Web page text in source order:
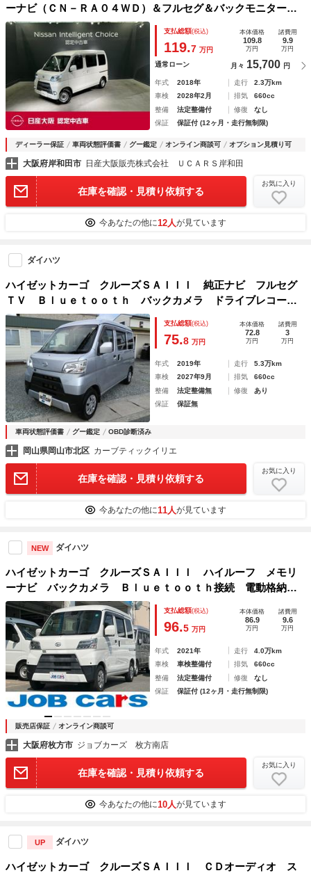
ーナビ（ＣＮ－ＲＡ０４ＷＤ）＆フルセグ＆バックモニター＆
ドラレコ＆ＥＴＣ＆ＬＥＤヘッドライト
支払総額(税込)
119.7 万円
本体価格
109.8
万円
諸費用
9.9
万円
通常ローン 月々 15,700 円
年式 2018年 走行
2.3万km
車検
2028年2月 排気
660cc
整備
法定整備付 修復
なし
保証
保証付 (12ヶ月・走行無制限)
ディーラー保証 車両状態評価書 グー鑑定 オンライン商談可 オプション見積り可
大阪府岸和田市 日産大阪販売株式会社 ＵＣＡＲＳ岸和田
在庫を確認・見積り依頼する
お気に入り
今あなたの他に12人が見ています
ダイハツ
ハイゼットカーゴ クルーズＳＡＩＩＩ 純正ナビ フルセグ
ＴＶ Ｂｌｕｅｔｏｏｔｈ バックカメラ ドライブレコーダ
ー オートマ 禁煙車 キーレス フロントパワーウィンド
ウ 衝突軽減システム 電動格納ミラー
支払総額(税込)
75.8 万円
本体価格
72.8
万円
諸費用
3
万円
年式 2019年 走行
5.3万km
車検
2027年9月 排気
660cc
整備
法定整備無 修復
あり
保証
保証無
車両状態評価書 グー鑑定 OBD診断済み
岡山県岡山市北区 カーブティックイリエ
在庫を確認・見積り依頼する
お気に入り
今あなたの他に11人が見ています
NEW ダイハツ
ハイゼットカーゴ クルーズＳＡＩＩＩ ハイルーフ メモリ
ーナビ バックカメラ Ｂｌｕｅｔｏｏｔｈ接続 電動格納ミ
ラー ＬＥＤヘッドライト ＥＴＣ 横滑り防止装置 衝突軽
減システム 障害物センサー 軽貨物 事業用 事業用登録
可 黒ナンバー
支払総額(税込)
96.5 万円
本体価格
86.9
万円
諸費用
9.6
万円
年式 2021年 走行
4.0万km
車検
車検整備付 排気
660cc
整備
法定整備付 修復
なし
保証
保証付 (12ヶ月・走行無制限)
販売店保証 オンライン商談可
大阪府枚方市 ジョブカーズ 枚方南店
在庫を確認・見積り依頼する
お気に入り
今あなたの他に10人が見ています
UP ダイハツ
ハイゼットカーゴ クルーズＳＡＩＩＩ ＣＤオーディオ ス